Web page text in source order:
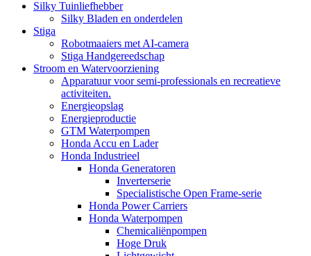
Silky Tuinliefhebber
Silky Bladen en onderdelen
Stiga
Robotmaaiers met AI-camera
Stiga Handgereedschap
Stroom en Watervoorziening
Apparatuur voor semi-professionals en recreatieve
activiteiten.
Energieopslag
Energieproductie
GTM Waterpompen
Honda Accu en Lader
Honda Industrieel
Honda Generatoren
Inverterserie
Specialistische Open Frame-serie
Honda Power Carriers
Honda Waterpompen
Chemicaliënpompen
Hoge Druk